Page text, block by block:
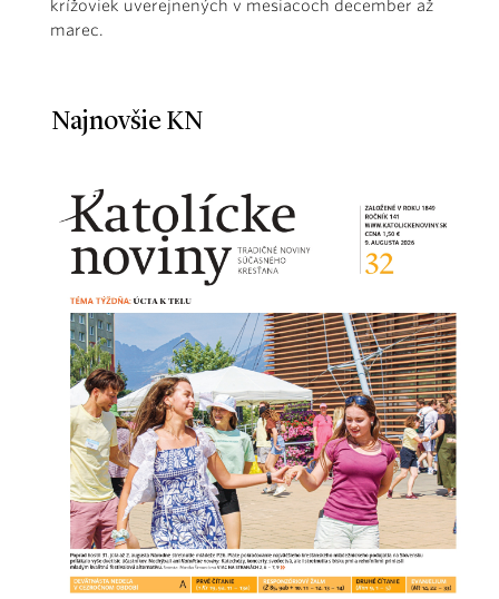
krížoviek uverejnených v mesiacoch december až
marec.
Najnovšie KN